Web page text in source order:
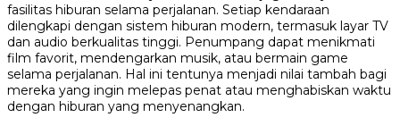
fasilitas hiburan selama perjalanan. Setiap kendaraan
dilengkapi dengan sistem hiburan modern, termasuk layar TV
dan audio berkualitas tinggi. Penumpang dapat menikmati
film favorit, mendengarkan musik, atau bermain game
selama perjalanan. Hal ini tentunya menjadi nilai tambah bagi
mereka yang ingin melepas penat atau menghabiskan waktu
dengan hiburan yang menyenangkan.